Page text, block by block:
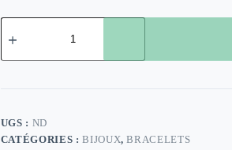
quantité
de
Titchou
UGS : ND
CATÉGORIES :BIJOUX,BRACELETS